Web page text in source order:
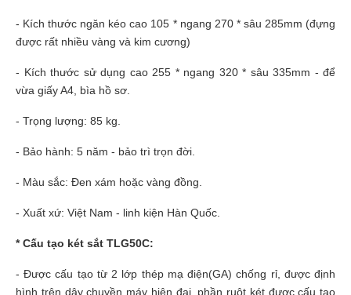
- Kích thước ngăn kéo cao 105 * ngang 270 * sâu 285mm (đựng
được rất nhiều vàng và kim cương)
- Kích thước sử dụng cao 255 * ngang 320 * sâu 335mm - để
vừa giấy A4, bìa hồ sơ.
- Trọng lượng: 85 kg.
- Bảo hành: 5 năm - bảo trì trọn đời.
- Màu sắc: Đen xám hoặc vàng đồng.
- Xuất xứ: Việt Nam - linh kiện Hàn Quốc.
* Cấu tạo két sắt TLG50C:
- Được cấu tạo từ 2 lớp thép mạ điện(GA) chống rỉ, được định
hình trên dây chuyền máy hiện đại, phần ruột két được cấu tạo